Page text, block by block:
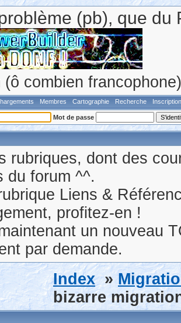
(pb), que du
(ô combien
Membres Cartographie Recherche Inscription
Mot de passe
rubriques, dont des
du forum ^^.
Liens &
profitez-en !
un nouveau
par demande.
Index »
bizarre